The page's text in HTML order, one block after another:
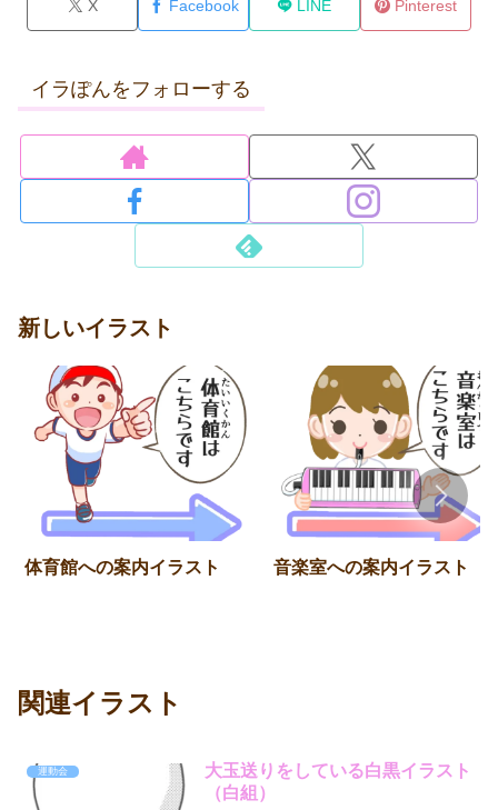
X Facebook LINE Pinterest
イラぽんをフォローする
新しいイラスト
体育館への案内イラスト 音楽室への案内イラスト
関連イラスト
運動会
大玉送りをしている白黒イラスト
（白組）